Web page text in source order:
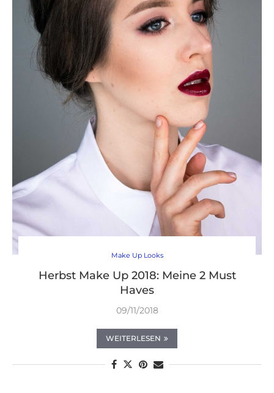
Make Up Looks
Herbst Make Up 2018: Meine 2 Must
Haves
09/11/2018
WEITERLESEN